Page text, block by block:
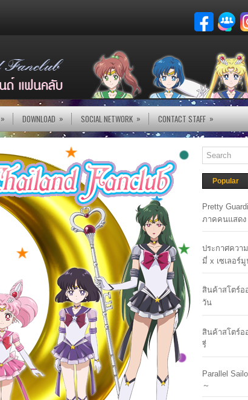
» DOWNLOAD » SOCIAL NETWORK » CONTACT STAFF »
Popular
Pretty
ภาคคนแสดง
ประกาศควา
มี่ x เซเลอร์
สินค้าสโตร์อ
วัน
สินค้าสโตร์อ
รี่
Parallel
～